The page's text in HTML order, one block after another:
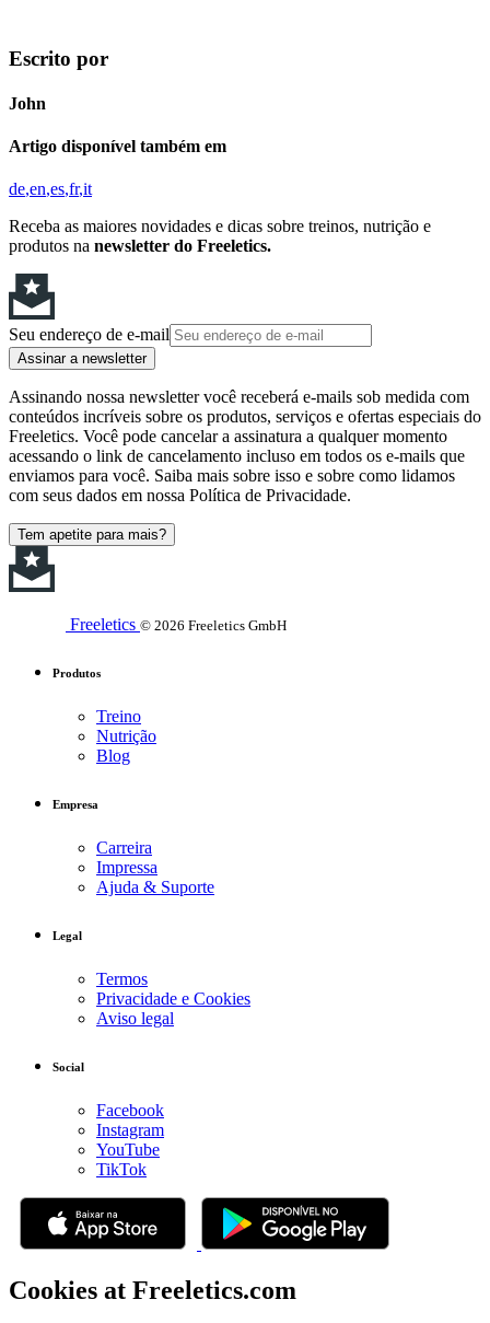
Escrito por
John
Artigo disponível também em
de en es fr it
Receba as maiores novidades e dicas sobre treinos, nutrição e
produtos na newsletter do Freeletics.
Seu endereço de e-mail
Assinar a newsletter
Assinando nossa newsletter você receberá e-mails sob medida com
conteúdos incríveis sobre os produtos, serviços e ofertas especiais do
Freeletics. Você pode cancelar a assinatura a qualquer momento
acessando o link de cancelamento incluso em todos os e-mails que
enviamos para você. Saiba mais sobre isso e sobre como lidamos
com seus dados em nossa Política de Privacidade.
Tem apetite para mais?
Freeletics © 2026 Freeletics GmbH
Produtos
Treino
Nutrição
Blog
Empresa
Carreira
Impressa
Ajuda & Suporte
Legal
Termos
Privacidade e Cookies
Aviso legal
Social
Facebook
Instagram
YouTube
TikTok
Cookies at Freeletics.com